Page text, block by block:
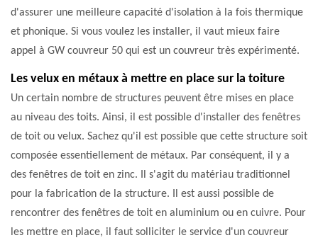
d'assurer une meilleure capacité d'isolation à la fois thermique
et phonique. Si vous voulez les installer, il vaut mieux faire
appel à GW couvreur 50 qui est un couvreur très expérimenté.
Les velux en métaux à mettre en place sur la toiture
Un certain nombre de structures peuvent être mises en place
au niveau des toits. Ainsi, il est possible d'installer des fenêtres
de toit ou velux. Sachez qu'il est possible que cette structure soit
composée essentiellement de métaux. Par conséquent, il y a
des fenêtres de toit en zinc. Il s'agit du matériau traditionnel
pour la fabrication de la structure. Il est aussi possible de
rencontrer des fenêtres de toit en aluminium ou en cuivre. Pour
les mettre en place, il faut solliciter le service d'un couvreur